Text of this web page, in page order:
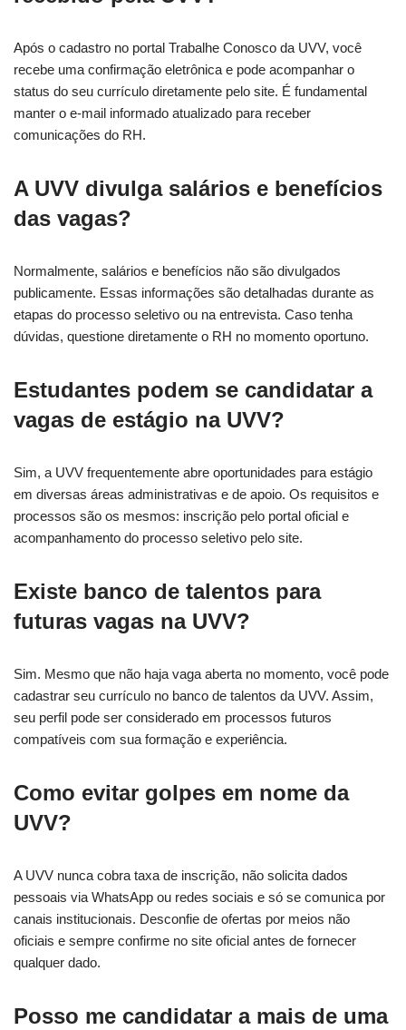
Após o cadastro no portal Trabalhe Conosco da UVV, você
recebe uma confirmação eletrônica e pode acompanhar o
status do seu currículo diretamente pelo site. É fundamental
manter o e-mail informado atualizado para receber
comunicações do RH.
A UVV divulga salários e benefícios
das vagas?
Normalmente, salários e benefícios não são divulgados
publicamente. Essas informações são detalhadas durante as
etapas do processo seletivo ou na entrevista. Caso tenha
dúvidas, questione diretamente o RH no momento oportuno.
Estudantes podem se candidatar a
vagas de estágio na UVV?
Sim, a UVV frequentemente abre oportunidades para estágio
em diversas áreas administrativas e de apoio. Os requisitos e
processos são os mesmos: inscrição pelo portal oficial e
acompanhamento do processo seletivo pelo site.
Existe banco de talentos para
futuras vagas na UVV?
Sim. Mesmo que não haja vaga aberta no momento, você pode
cadastrar seu currículo no banco de talentos da UVV. Assim,
seu perfil pode ser considerado em processos futuros
compatíveis com sua formação e experiência.
Como evitar golpes em nome da
UVV?
A UVV nunca cobra taxa de inscrição, não solicita dados
pessoais via WhatsApp ou redes sociais e só se comunica por
canais institucionais. Desconfie de ofertas por meios não
oficiais e sempre confirme no site oficial antes de fornecer
qualquer dado.
Posso me candidatar a mais de uma